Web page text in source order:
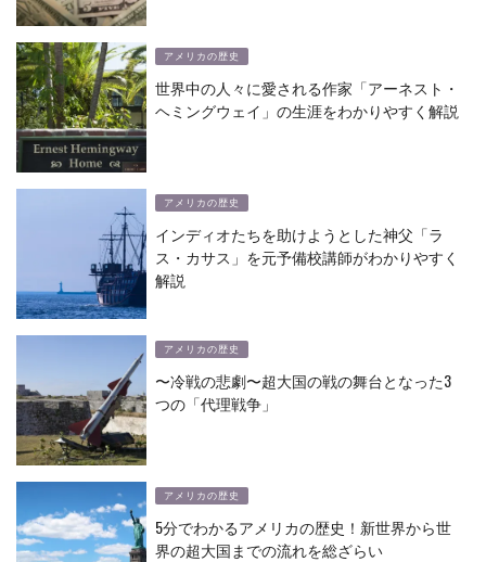
アメリカの歴史
世界中の人々に愛される作家「アーネスト・
ヘミングウェイ」の生涯をわかりやすく解説
アメリカの歴史
インディオたちを助けようとした神父「ラ
ス・カサス」を元予備校講師がわかりやすく
解説
アメリカの歴史
〜冷戦の悲劇〜超大国の戦の舞台となった3
つの「代理戦争」
アメリカの歴史
5分でわかるアメリカの歴史！新世界から世
界の超大国までの流れを総ざらい